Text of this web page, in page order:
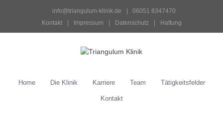
info@triangulum-klinik.de
|   06051 8347470
Kontakt
Impressum Datenschutz Haftung
Home Die Klinik Karriere Team Tätigkeitsfelder
Kontakt